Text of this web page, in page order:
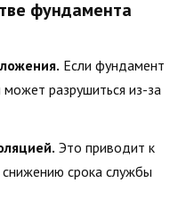
фундамента
Если фундамент
разрушиться из-за
Это приводит к
срока службы